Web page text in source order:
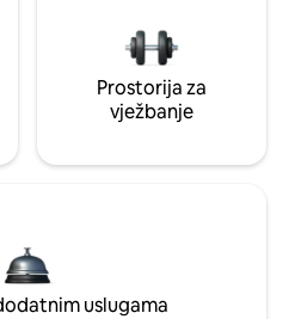
Prostorija za
vježbanje
uslugama